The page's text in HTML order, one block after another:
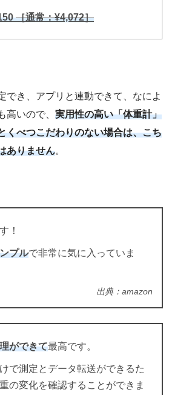
［通常：¥4,072］
でき、アプリと連動できて、なによ
高いので、 実用性の高い「体重計」
くべつこだわりのない場合は、こち
ありません。
！
プルで非常に気に入っていま
出典：amazon
ができて最高です。
で測定とデータ転送ができるた
の変化を確認することができま